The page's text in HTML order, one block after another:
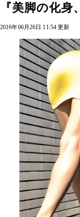
『美脚の化身
2016年06月26日 11:54 更新